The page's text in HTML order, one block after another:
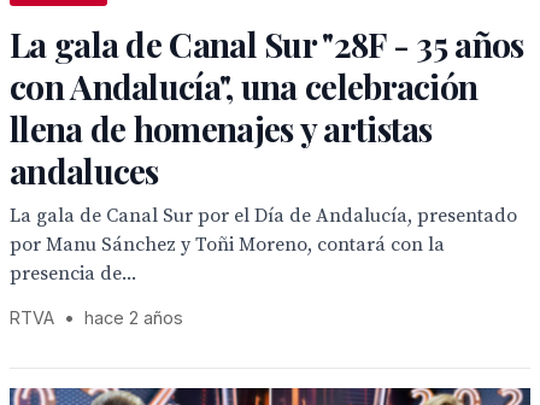
La gala de Canal Sur "28F - 35 años
con Andalucía", una celebración
llena de homenajes y artistas
andaluces
La gala de Canal Sur por el Día de Andalucía, presentado
por Manu Sánchez y Toñi Moreno, contará con la
presencia de...
RTVA • hace 2 años